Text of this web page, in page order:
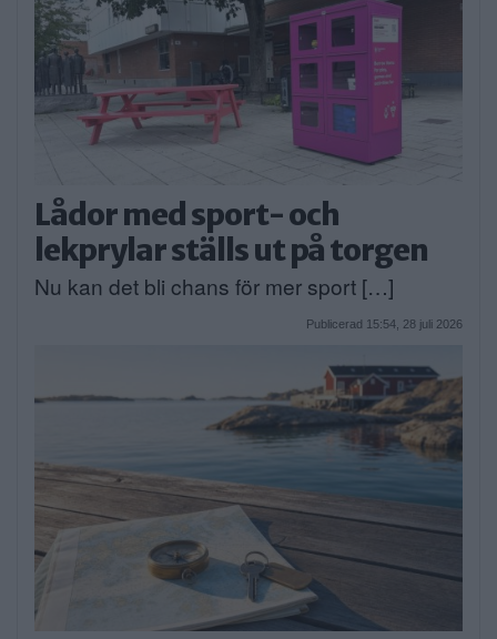
Lådor med sport- och
lekprylar ställs ut på torgen
Nu kan det bli chans för mer sport […]
Publicerad 15:54, 28 juli 2026